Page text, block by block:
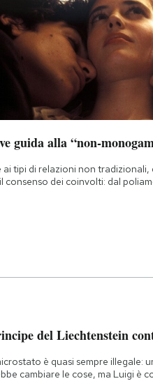
guida alla “non-
ai tipi di relazioni non
consenso dei coinvolti: dal
del Liechtenstein
è quasi sempre illegale:
cambiare le cose, ma Luigi è